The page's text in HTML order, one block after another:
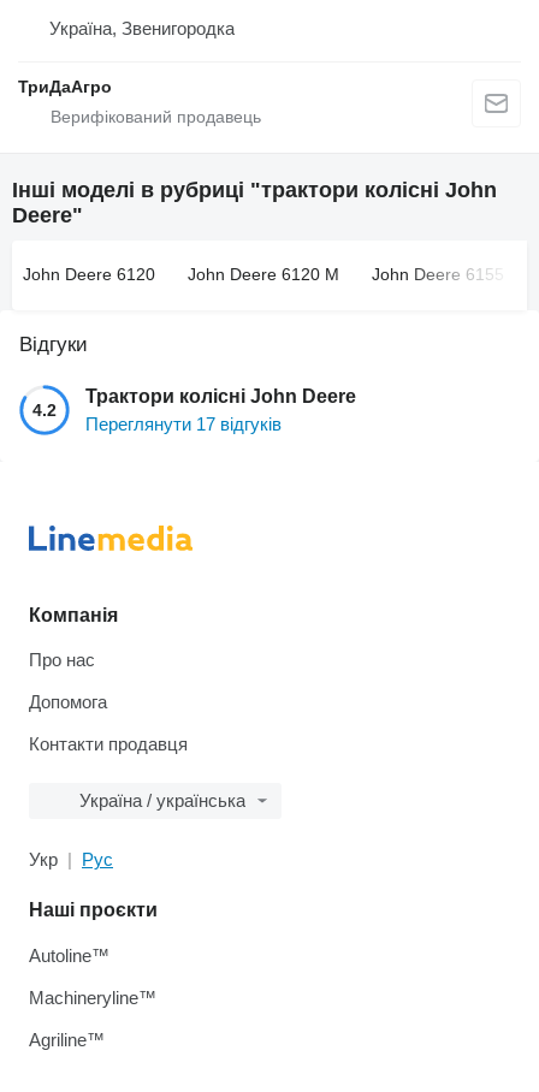
Україна, Звенигородка
ТриДаАгро
Інші моделі в рубриці "трактори колісні John
Deere"
John Deere 6120 John Deere 6120 M John Deere 6155
Відгуки
4.2
Трактори колісні John Deere
Переглянути 17 відгуків
Компанія
Про нас
Допомога
Контакти продавця
Україна / українська
Укр Рус
Наші проєкти
Autoline™
Machineryline™
Agriline™